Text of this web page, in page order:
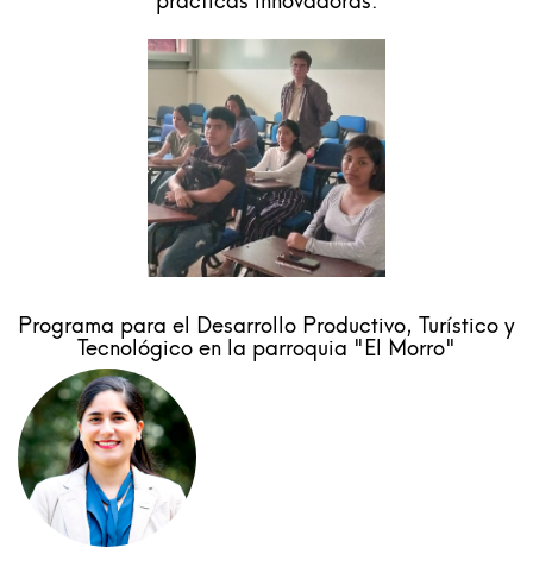
Programa para el Desarrollo Productivo, Turístico y
Tecnológico en la parroquia "El Morro"